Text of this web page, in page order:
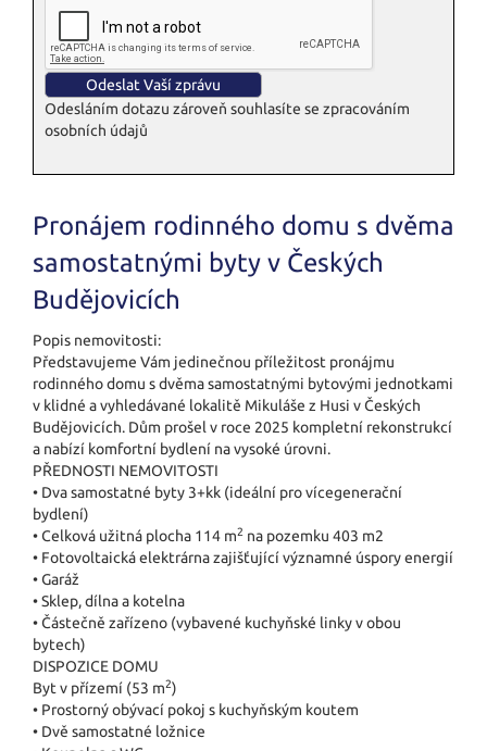
Odesláním dotazu zároveň souhlasíte se zpracováním
osobních údajů
Pronájem rodinného domu s dvěma
samostatnými byty v Českých
Budějovicích
Popis nemovitosti:
Představujeme Vám jedinečnou příležitost pronájmu
rodinného domu s dvěma samostatnými bytovými jednotkami
v klidné a vyhledávané lokalitě Mikuláše z Husi v Českých
Budějovicích. Dům prošel v roce 2025 kompletní rekonstrukcí
a nabízí komfortní bydlení na vysoké úrovni.
PŘEDNOSTI NEMOVITOSTI
• Dva samostatné byty 3+kk (ideální pro vícegenerační
bydlení)
• Celková užitná plocha 114 m2 na pozemku 403 m2
• Fotovoltaická elektrárna zajišťující významné úspory energií
• Garáž
• Sklep, dílna a kotelna
• Částečně zařízeno (vybavené kuchyňské linky v obou
bytech)
DISPOZICE DOMU
Byt v přízemí (53 m2)
• Prostorný obývací pokoj s kuchyňským koutem
• Dvě samostatné ložnice